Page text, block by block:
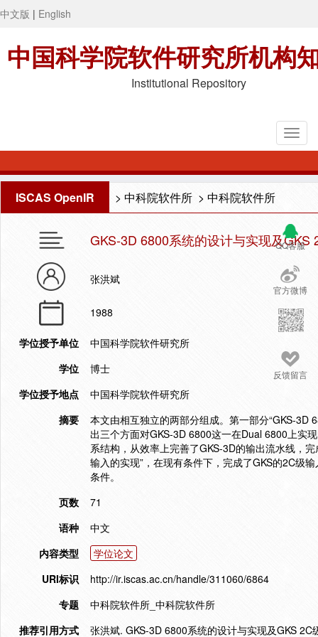
中文版 | English
中国科学院软件研究所机构
Institutional Repository
ISCAS OpenIR > 中科院软件所 > 中科院软件所
QQ客服
官方微博
反馈留言
GKS-3D 6800系统的设计与实现及GKS
张洪斌
1988
学位授予单位
中国科学院软件研究所
学位
博士
学位授予地点
中国科学院软件研究所
摘要
本文由相互独立的两部分组成。第一部分“GKS-3D
出三个方面对GKS-3D 6800这一在Dual 6800上实
系结构，从效率上完善了GKS-3D的输出流水线，
输入的实现”，在现有条件下，完成了GKS的2C级
条件。
页数
71
语种
中文
内容类型
学位论文
URI标识
http://ir.iscas.ac.cn/handle/311060/6864
专题
中科院软件所_中科院软件所
推荐引用方式
张洪斌. GKS-3D 6800系统的设计与实现及GKS